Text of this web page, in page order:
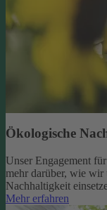
Ökologische
Unser Engagement
mehr darüber, wie
Nachhaltigkeit
Mehr erfahren